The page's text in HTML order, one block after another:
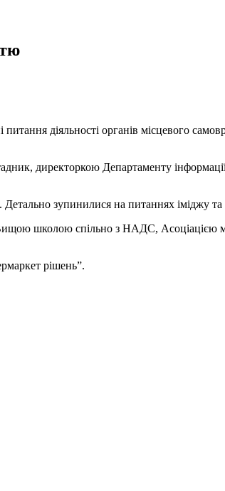
діяльності органів місцевого
директоркою Департаменту
зупинилися на питаннях іміджу та
школою спільно з НАДС, Асоціацією
рішень”.